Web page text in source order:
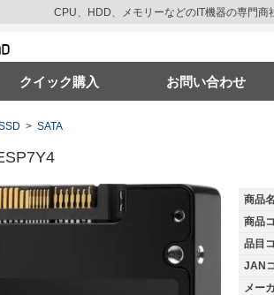
CPU、HDD、メモリーなどのIT機器の専門
クイック購入 お問い合わせ
> SATA
商品名
商品
品目
JAN
メー